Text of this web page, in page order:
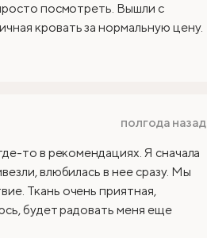
посмотреть. Вышли с
кровать за нормальную цену.
полгода назад
то в рекомендациях. Я сначала
влюбилась в нее сразу. Мы
Ткань очень приятная,
будет радовать меня еще